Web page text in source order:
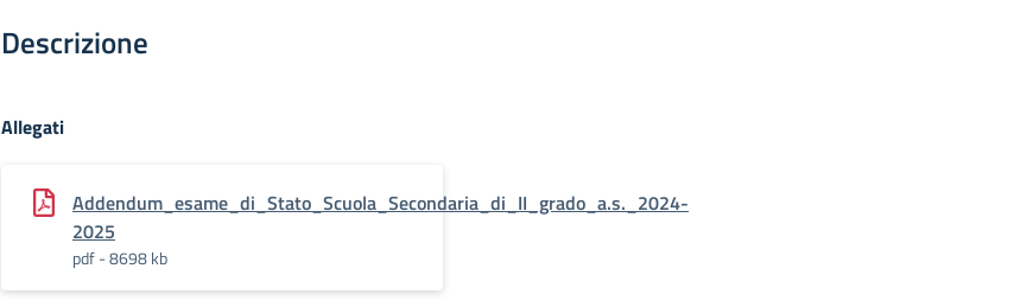
Descrizione
Allegati
Addendum_esame_di_Stato_Scuola_Secondaria_di_II_grado_a.s._2024-
2025
pdf - 8698 kb